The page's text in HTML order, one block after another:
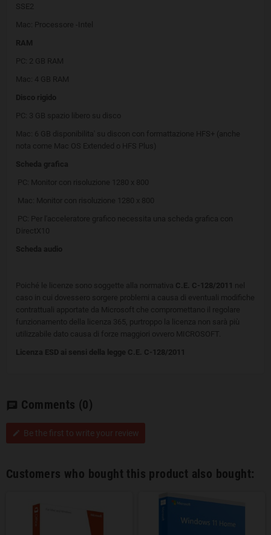
SSE2
Mac: Processore -Intel
RAM
PC: 2 GB RAM
Mac: 4 GB RAM
Disco rigido
PC: 3 GB spazio libero su disco
Mac: 6 GB disponibilita' su discon con formattazione HFS+ (anche
nota come Mac OS Extended o HFS Plus)
Scheda grafica
PC: Monitor con risoluzione 1280 x 800
Mac: Monitor con risoluzione 1280 x 800
PC: Per l'acceleratore grafico necessita una scheda grafica con
DirectX10
Scheda audio
Poiché le licenze sono soggette alla normativa C.E. C-128/2011 nel
caso in cui dovessero sorgere problemi a causa di eventuali modifiche
contrattuali apportate da Microsoft che compromettano il regolare
funzionamento della licenza 365, purtroppo la licenza non sarà più
utilizzabile dato causa di forze maggiori ovvero MICROSOFT.
Licenza ESD ai sensi della legge C.E. C-128/2011
chat Comments (0)
edit Be the first to write your review
Customers who bought this product also bought: